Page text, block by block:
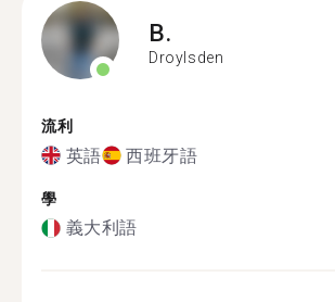
B.
Droylsden
流利
英語 西班牙語
學
義大利語